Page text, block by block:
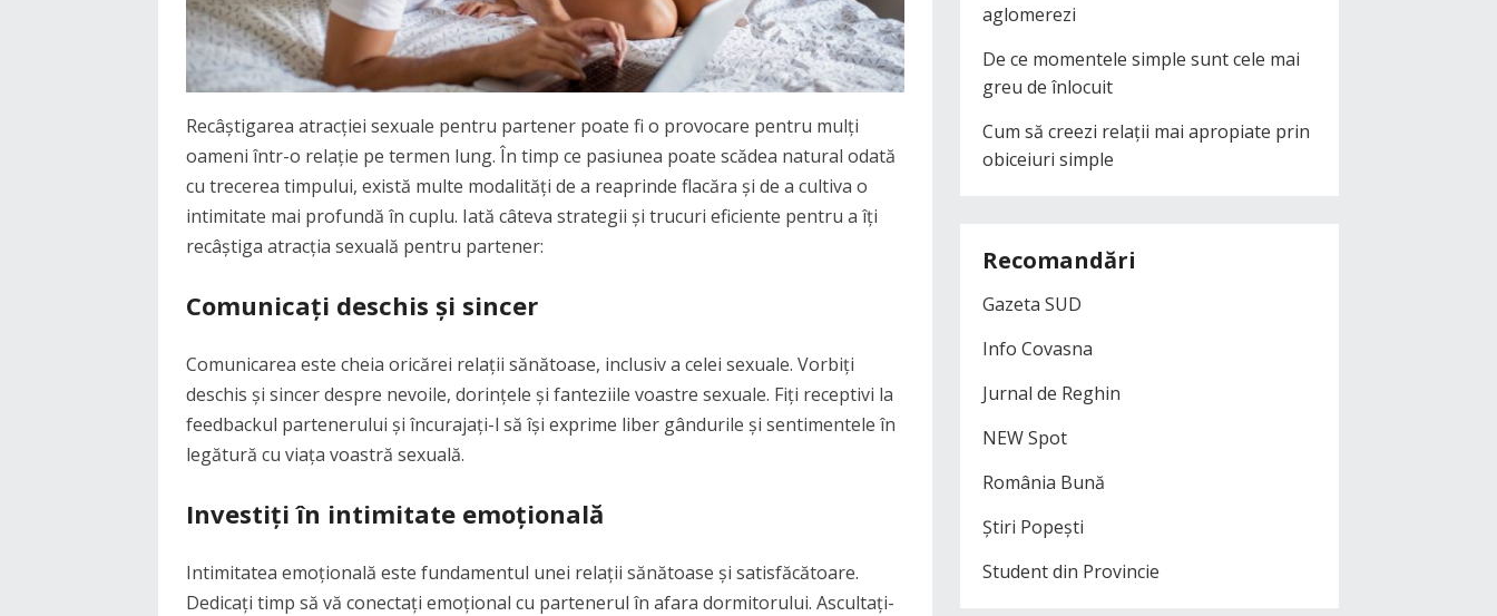
Recâștigarea atracției sexuale pentru partener poate fi o provocare pentru mulți
oameni într-o relație pe termen lung. În timp ce pasiunea poate scădea natural odată
cu trecerea timpului, există multe modalități de a reaprinde flacăra și de a cultiva o
intimitate mai profundă în cuplu. Iată câteva strategii și trucuri eficiente pentru a îți
recâștiga atracția sexuală pentru partener:
Comunicați deschis și sincer
Comunicarea este cheia oricărei relații sănătoase, inclusiv a celei sexuale. Vorbiți
deschis și sincer despre nevoile, dorințele și fanteziile voastre sexuale. Fiți receptivi la
feedbackul partenerului și încurajați-l să își exprime liber gândurile și sentimentele în
legătură cu viața voastră sexuală.
Investiți în intimitate emoțională
Intimitatea emoțională este fundamentul unei relații sănătoase și satisfăcătoare.
Dedicați timp să vă conectați emoțional cu partenerul în afara dormitorului. Ascultați-
aglomerezi
De ce momentele simple sunt cele mai
greu de înlocuit
Cum să creezi relații mai apropiate prin
obiceiuri simple
Recomandări
Gazeta SUD
Info Covasna
Jurnal de Reghin
NEW Spot
România Bună
Știri Popești
Student din Provincie